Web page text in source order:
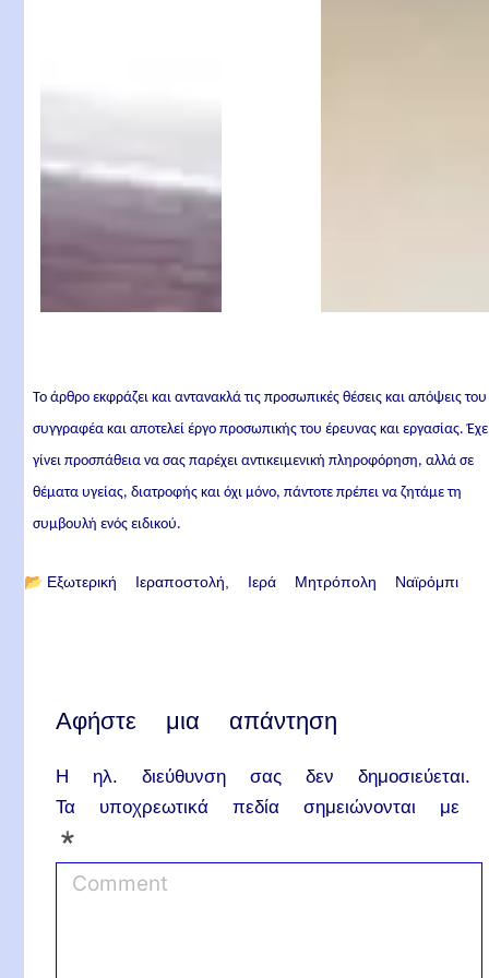
Το άρθρο εκφράζει και αντανακλά τις προσωπικές θέσεις και απόψεις του
συγγραφέα και αποτελεί έργο προσωπικής του έρευνας και εργασίας.
γίνει προσπάθεια να σας παρέχει αντικειμενική πληροφόρηση, αλλά σε
θέματα υγείας, διατροφής και όχι μόνο, πάντοτε πρέπει να ζητάμε τη
συμβουλή ενός ειδικού.
📂 Εξωτερική Ιεραποστολή Ιερά Μητρόπολη Ναϊρόμπι
Αφήστε μια απάντηση
Η ηλ. διεύθυνση σας δεν δημοσιεύεται.
Τα υποχρεωτικά πεδία σημειώνονται με
*